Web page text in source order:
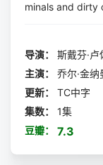
minals and dirty
and escape
elts.
导演：
斯戴芬·
主演：
乔尔·金纳
更新：
TC中字
集数：
1集
豆瓣：
7.3